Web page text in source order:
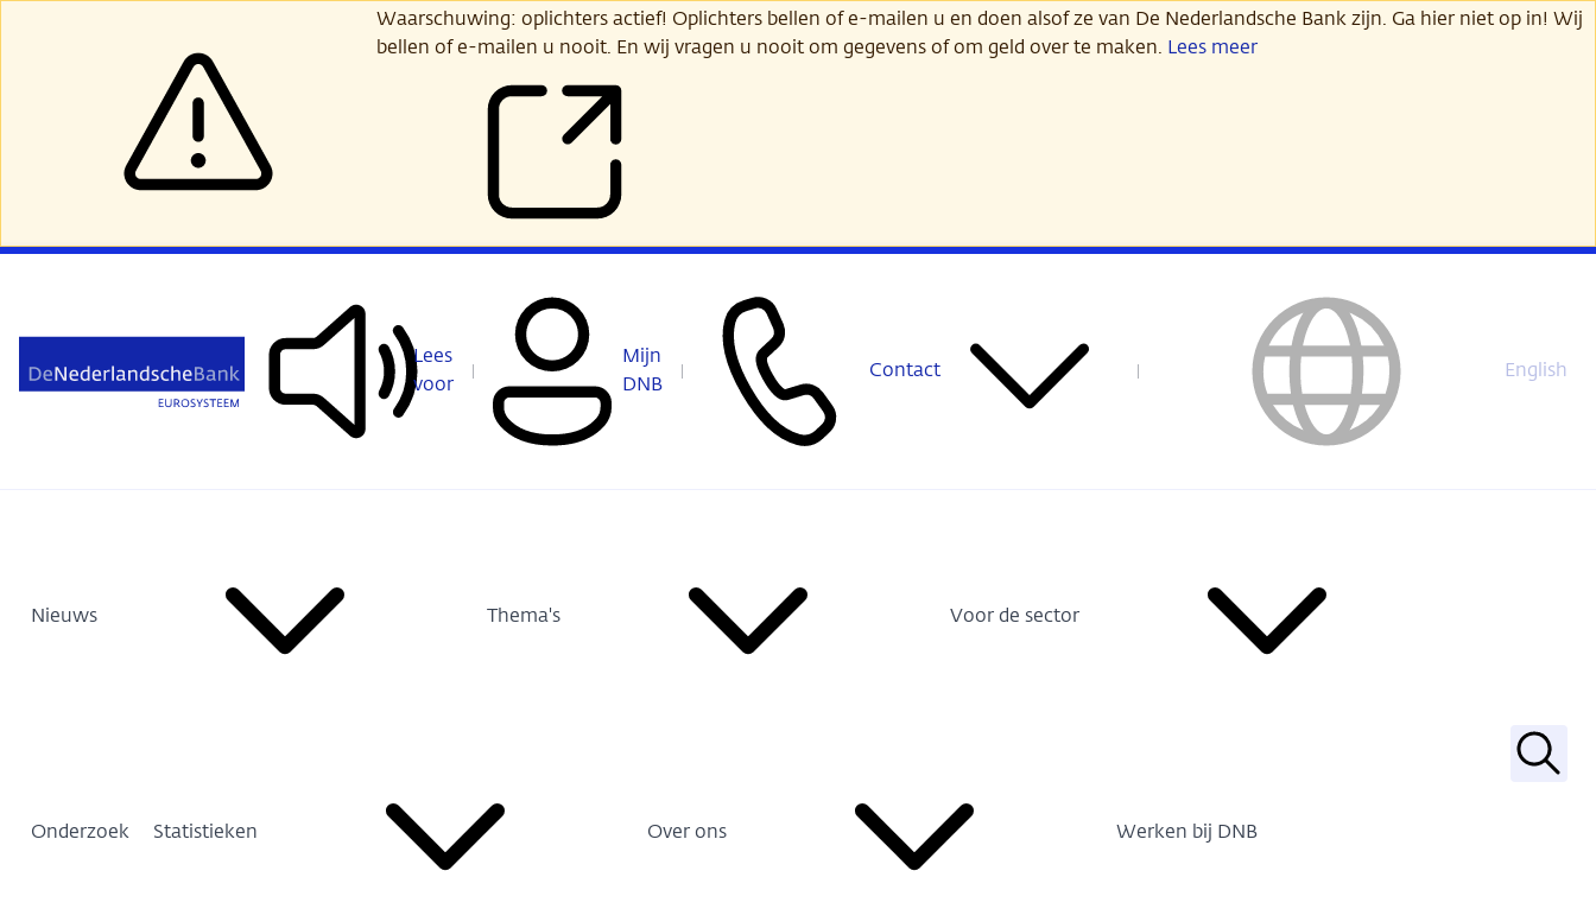
Waarschuwing: oplichters actief! Oplichters bellen of e-mailen u en doen alsof ze van De Nederlandsche Bank zijn. Ga hier niet op in! Wij
bellen of e-mailen u nooit. En wij vragen u nooit om gegevens of om geld over te maken. Lees meer
Lees
voor
Mijn
DNB
Contact English
Nieuws Thema's Voor de sector
Onderzoek Statistieken Over ons Werken bij DNB
Zoek